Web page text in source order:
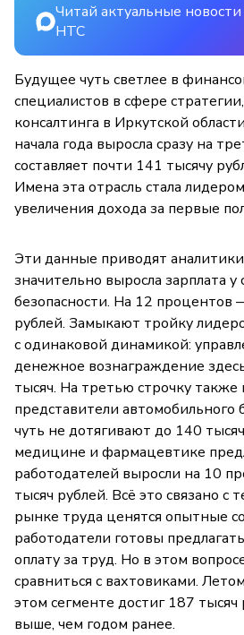
Читай актуальные
НТС
Будущее чуть светлее в
специалистов в сфере
консалтинга в Иркутской
начала года выросла сразу на
составляет почти 141 тысячу
Имена эта отрасль стала
увеличения дохода за первые
Эти данные приводят
значительно выросла зарплата у
безопасности. На 12 процентов
рублей. Замыкают тройку
с одинаковой динамикой:
денежное вознаграждение
тысяч. На третью строчку также
представители автомобильного
чуть не дотягивают до 140
медицине и фармацевтике
работодателей выросли на 10
тысяч рублей. Всё это связано с
рынке труда ценятся опытные
работодатели готовы
оплату за труд. Но в этом
сравниться с вахтовиками.
этом сегменте достиг 187
выше, чем годом ранее.